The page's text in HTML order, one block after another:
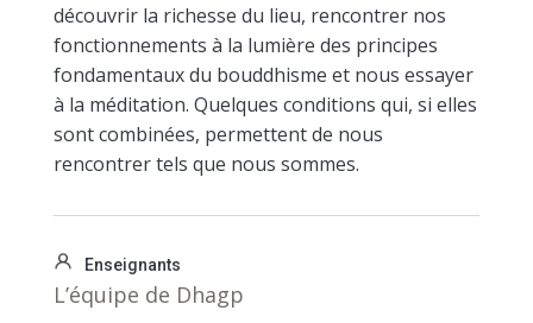
découvrir la richesse du lieu, rencontrer nos
fonctionnements à la lumière des principes
fondamentaux du bouddhisme et nous essayer
à la méditation. Quelques conditions qui, si elles
sont combinées, permettent de nous
rencontrer tels que nous sommes.
Enseignants
L’équipe de Dhagp